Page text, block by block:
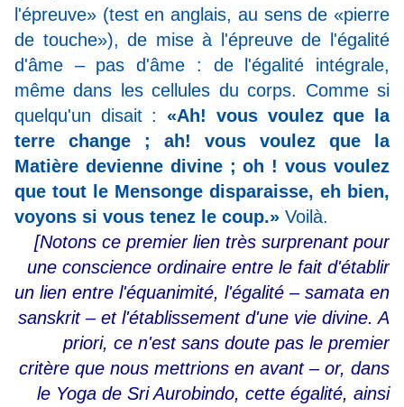
l'épreuve» (test en anglais, au sens de «pierre
de touche»), de mise à l'épreuve de l'égalité
d'âme – pas d'âme : de l'égalité intégrale,
même dans les cellules du corps. Comme si
quelqu'un disait : «Ah! vous voulez que la
terre change ; ah! vous voulez que la
Matière devienne divine ; oh ! vous voulez
que tout le Mensonge disparaisse, eh bien,
voyons si vous tenez le coup.» Voilà.
[Notons ce premier lien très surprenant pour
une conscience ordinaire entre le fait d'établir
un lien entre l'équanimité, l'égalité –samata en
sanskrit –et l'établissement d'une vie divine. A
priori, ce n'est sans doute pas le premier
critère que nous mettrions en avant –or, dans
le Yoga de Sri Aurobindo, cette égalité, ainsi